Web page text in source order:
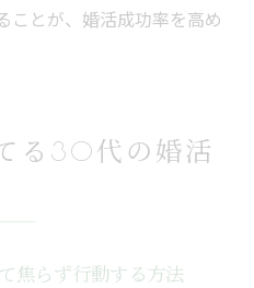
ことが、婚活成功率を高め
る30代の婚活
焦らず行動する方法